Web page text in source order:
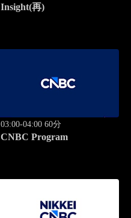
Insight(再)
03:00-04:00 60分
CNBC Program